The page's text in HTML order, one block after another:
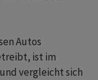
Autos
ist im
vergleicht sich